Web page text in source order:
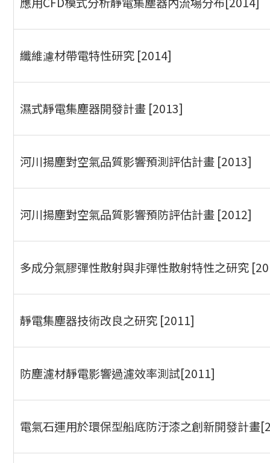
纖維濾材帶電特性研究 [2014]
濕式靜電集塵器開發計畫 [2013]
河川揚塵對空氣品質影響預測評估計畫 [2013]
河川揚塵對空氣品質影響預防評估計畫 [2012]
多成分氣膠彈性散射與非彈性散射特性之研究
靜電集塵器技術改良之研究 [2011]
防塵濾材靜電影響過濾效率測試[2011]
電氣石運用於環保型船底防汙漆之創新開發計畫